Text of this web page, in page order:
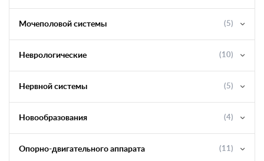
Мочеполовой системы (5)
Неврологические (10)
Нервной системы (5)
Новообразования (4)
Опорно-двигательного аппарата (11)